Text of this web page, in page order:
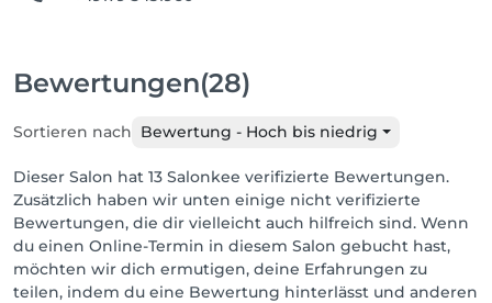
Bewertungen(28)
Sortieren nach Bewertung - Hoch bis niedrig
Dieser Salon hat 13 Salonkee verifizierte Bewertungen.
Zusätzlich haben wir unten einige nicht verifizierte
Bewertungen, die dir vielleicht auch hilfreich sind. Wenn
du einen Online-Termin in diesem Salon gebucht hast,
möchten wir dich ermutigen, deine Erfahrungen zu
teilen, indem du eine Bewertung hinterlässt und anderen